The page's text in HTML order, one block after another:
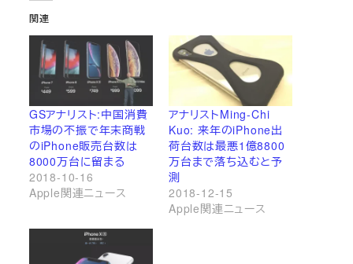
関連
GSアナリスト:中国消費
市場の不振で年末商戦
のiPhone販売台数は
8000万台に留まる
2018-10-16
Apple関連ニュース
アナリストMing-Chi
Kuo: 来年のiPhone出
荷台数は最悪1億8800
万台まで落ち込むと予
測
2018-12-15
Apple関連ニュース